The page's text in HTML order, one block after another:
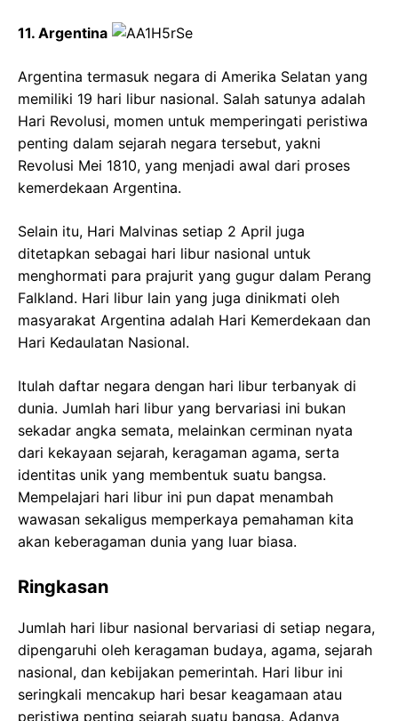
11. Argentina
Argentina termasuk negara di Amerika Selatan yang
memiliki 19 hari libur nasional. Salah satunya adalah
Hari Revolusi, momen untuk memperingati peristiwa
penting dalam sejarah negara tersebut, yakni
Revolusi Mei 1810, yang menjadi awal dari proses
kemerdekaan Argentina.
Selain itu, Hari Malvinas setiap 2 April juga
ditetapkan sebagai hari libur nasional untuk
menghormati para prajurit yang gugur dalam Perang
Falkland. Hari libur lain yang juga dinikmati oleh
masyarakat Argentina adalah Hari Kemerdekaan dan
Hari Kedaulatan Nasional.
Itulah daftar negara dengan hari libur terbanyak di
dunia. Jumlah hari libur yang bervariasi ini bukan
sekadar angka semata, melainkan cerminan nyata
dari kekayaan sejarah, keragaman agama, serta
identitas unik yang membentuk suatu bangsa.
Mempelajari hari libur ini pun dapat menambah
wawasan sekaligus memperkaya pemahaman kita
akan keberagaman dunia yang luar biasa.
Ringkasan
Jumlah hari libur nasional bervariasi di setiap negara,
dipengaruhi oleh keragaman budaya, agama, sejarah
nasional, dan kebijakan pemerintah. Hari libur ini
seringkali mencakup hari besar keagamaan atau
peristiwa penting sejarah suatu bangsa. Adanya